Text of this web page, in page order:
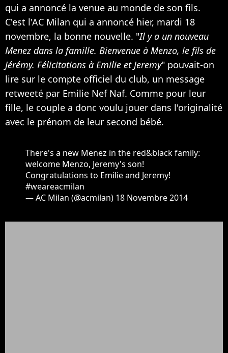
qui a annoncé la venue au monde de son fils.
C'est l'AC Milan qui a annoncé hier, mardi 18
novembre, la bonne nouvelle. "Il y a un nouveau
Menez dans la famille. Bienvenue à Menzo, le fils de
Jérémy. Félicitations à Emilie et Jeremy" pouvait-on
lire sur le compte officiel du club, un message
retweeté par Emilie Nef Naf. Comme pour leur
fille, le couple a donc voulu jouer dans l'originalité
avec le prénom de leur second bébé.
There's a new Menez in the red&black family:
welcome Menzo, Jeremy's son!
Congratulations to Emilie and Jeremy!
#weareacmilan
— AC Milan (@acmilan) 18 Novembre 2014